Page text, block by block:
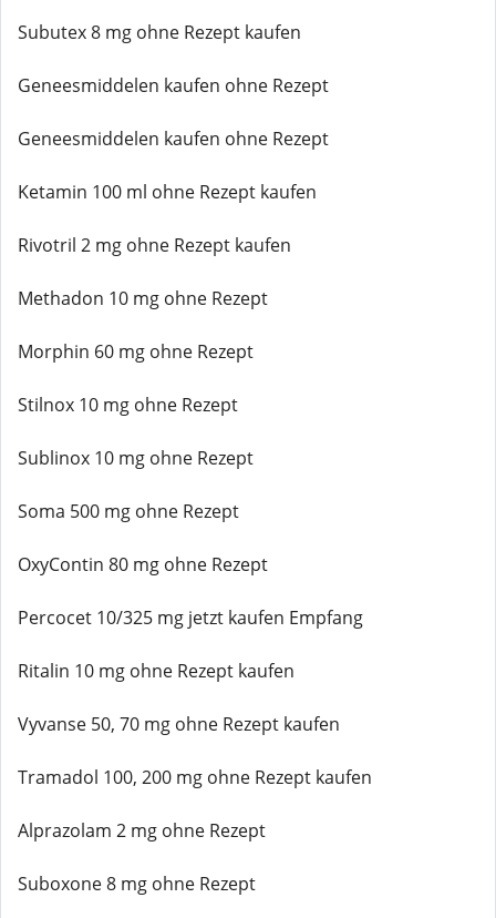
Subutex 8 mg ohne Rezept kaufen
Geneesmiddelen kaufen ohne Rezept
Geneesmiddelen kaufen ohne Rezept
Ketamin 100 ml ohne Rezept kaufen
Rivotril 2 mg ohne Rezept kaufen
Methadon 10 mg ohne Rezept
Morphin 60 mg ohne Rezept
Stilnox 10 mg ohne Rezept
Sublinox 10 mg ohne Rezept
Soma 500 mg ohne Rezept
OxyContin 80 mg ohne Rezept
Percocet 10/325 mg jetzt kaufen Empfang
Ritalin 10 mg ohne Rezept kaufen
Vyvanse 50, 70 mg ohne Rezept kaufen
Tramadol 100, 200 mg ohne Rezept kaufen
Alprazolam 2 mg ohne Rezept
Suboxone 8 mg ohne Rezept